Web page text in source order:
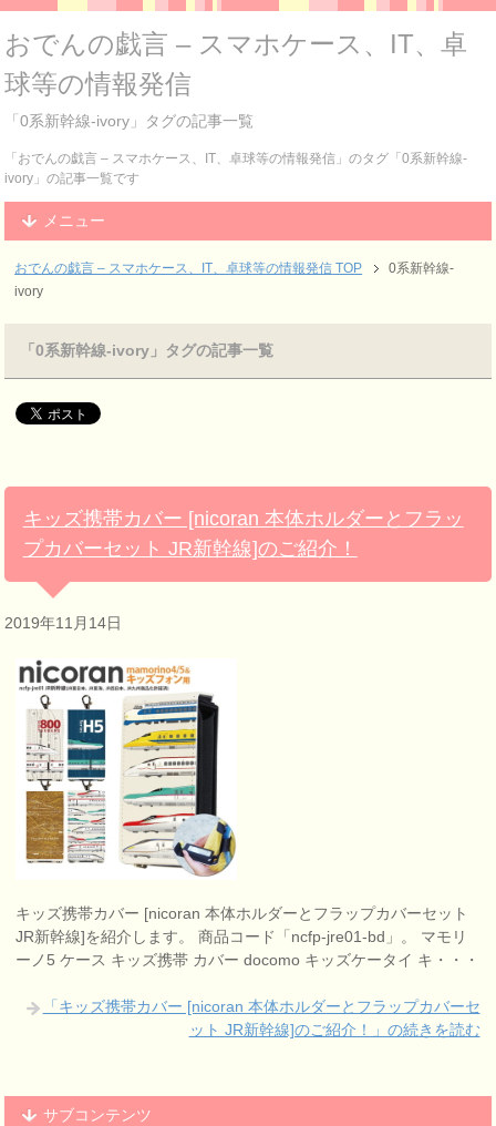
おでんの戯言 – スマホケース、IT、卓
球等の情報発信
「0系新幹線-ivory」タグの記事一覧
「おでんの戯言 – スマホケース、IT、卓球等の情報発信」のタグ「0系新幹線-
ivory」の記事一覧です
メニュー
おでんの戯言 – スマホケース、IT、卓球等の情報発信 TOP
0系新幹線-
ivory
「0系新幹線-ivory」タグの記事一覧
キッズ携帯カバー [nicoran 本体ホルダーとフラッ
プカバーセット JR新幹線]のご紹介！
2019年11月14日
キッズ携帯カバー [nicoran 本体ホルダーとフラップカバーセット
JR新幹線]を紹介します。 商品コード「ncfp-jre01-bd」。 マモリ
ーノ5 ケース キッズ携帯 カバー docomo キッズケータイ キ・・・
「キッズ携帯カバー [nicoran 本体ホルダーとフラップカバーセ
ット JR新幹線]のご紹介！」の続きを読む
サブコンテンツ